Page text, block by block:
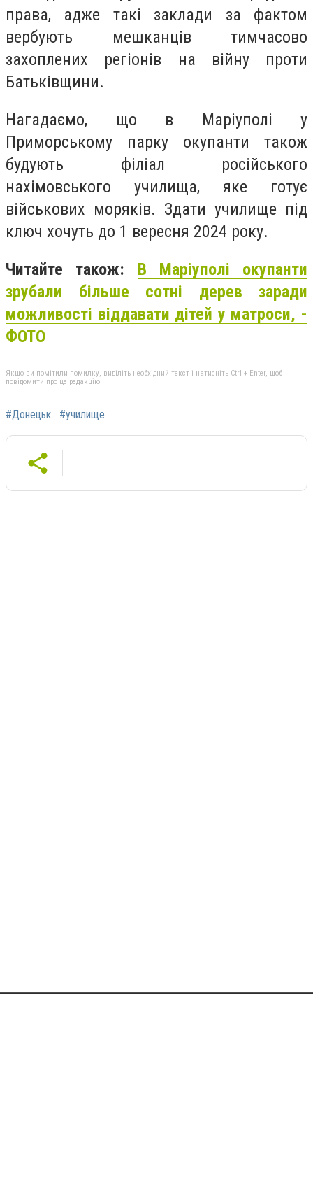
права, адже такі заклади за фактом
вербують мешканців тимчасово
захоплених регіонів на війну проти
Батьківщини.
Нагадаємо, що в Маріуполі у
Приморському парку окупанти також
будують філіал російського
нахімовського училища, яке готує
військових моряків. Здати училище під
ключ хочуть до 1 вересня 2024 року.
Читайте також: В Маріуполі окупанти
зрубали більше сотні дерев заради
можливості віддавати дітей у матроси, -
ФОТО
Якщо ви помітили помилку, виділіть необхідний текст і натисніть Ctrl + Enter, щоб
повідомити про це редакцію
#Донецьк #училище